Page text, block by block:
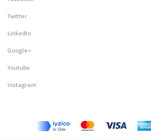
Twitter
LinkedIn
Google+
Youtube
Instagram